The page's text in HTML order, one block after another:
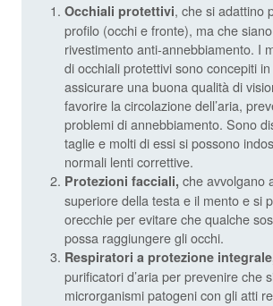
Occhiali protettivi, che si adattino
profilo (occhi e fronte), ma che
rivestimento anti-annebbiamento. I
di occhiali protettivi sono concepiti
assicurare una buona qualità di
favorire la circolazione dell’aria,
problemi di annebbiamento. Sono
taglie e molti di essi si possono
normali lenti correttive.
Protezioni facciali, che avvolgano
superiore della testa e il mento e si
orecchie per evitare che qualche
possa raggiungere gli occhi.
Respiratori a protezione
purificatori d’aria per prevenire che
microrganismi patogeni con gli atti